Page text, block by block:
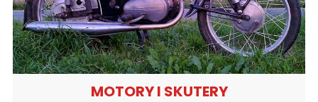
MOTORY I SKUTERY